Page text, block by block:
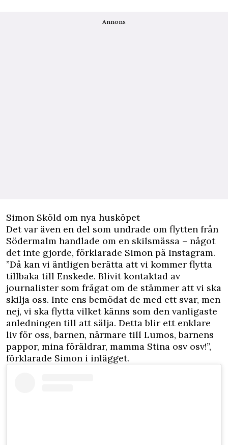
Annons
Simon Sköld om nya husköpet
Det var även en del som undrade om flytten från
Södermalm handlade om en skilsmässa – något
det inte gjorde, förklarade Simon på Instagram.
”Då kan vi äntligen berätta att vi kommer flytta
tillbaka till Enskede. Blivit kontaktad av
journalister som frågat om de stämmer att vi ska
skilja oss. Inte ens bemödat de med ett svar, men
nej, vi ska flytta vilket känns som den vanligaste
anledningen till att sälja. Detta blir ett enklare
liv för oss, barnen, närmare till Lumos, barnens
pappor, mina föräldrar, mamma Stina osv osv!”,
förklarade Simon i inlägget.